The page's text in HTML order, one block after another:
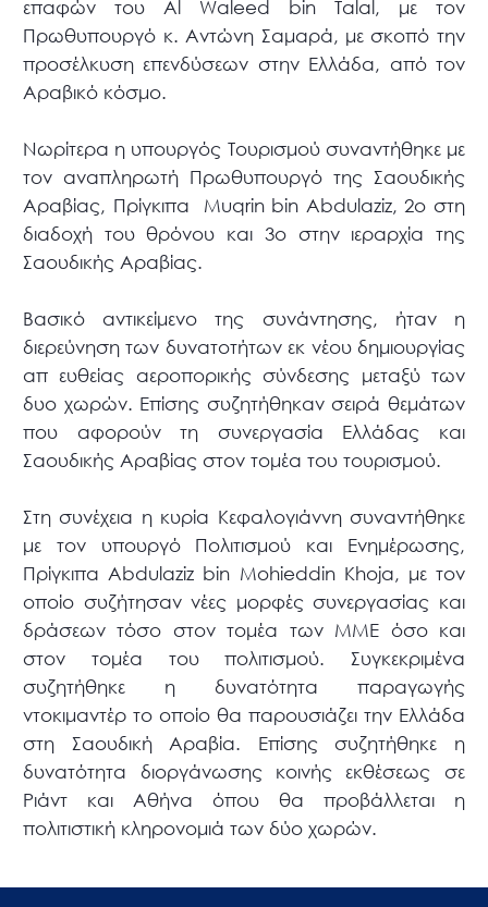
επαφών του Al Waleed bin Talal, με τον
Πρωθυπουργό κ. Αντώνη Σαμαρά, με σκοπό την
προσέλκυση επενδύσεων στην Ελλάδα, από τον
Αραβικό κόσμο.
Νωρίτερα η υπουργός Τουρισμού συναντήθηκε με
τον αναπληρωτή Πρωθυπουργό της Σαουδικής
Αραβίας, Πρίγκιπα Muqrin bin Abdulaziz, 2o στη
διαδοχή του θρόνου και 3ο στην ιεραρχία της
Σαουδικής Αραβίας.
Βασικό αντικείμενο της συνάντησης, ήταν η
διερεύνηση των δυνατοτήτων εκ νέου δημιουργίας
απ ευθείας αεροπορικής σύνδεσης μεταξύ των
δυο χωρών. Επίσης συζητήθηκαν σειρά θεμάτων
που αφορούν τη συνεργασία Ελλάδας και
Σαουδικής Αραβίας στον τομέα του τουρισμού.
Στη συνέχεια η κυρία Κεφαλογιάννη συναντήθηκε
με τον υπουργό Πολιτισμού και Ενημέρωσης,
Πρίγκιπα Abdulaziz bin Mohieddin Khoja, με τον
οποίο συζήτησαν νέες μορφές συνεργασίας και
δράσεων τόσο στον τομέα των ΜΜΕ όσο και
στον τομέα του πολιτισμού. Συγκεκριμένα
συζητήθηκε η δυνατότητα παραγωγής
ντοκιμαντέρ το oποίο θα παρουσιάζει την Ελλάδα
στη Σαουδική Αραβία. Επίσης συζητήθηκε η
δυνατότητα διοργάνωσης κοινής εκθέσεως σε
Ριάντ και Αθήνα όπου θα προβάλλεται η
πολιτιστική κληρονομιά των δύο χωρών.